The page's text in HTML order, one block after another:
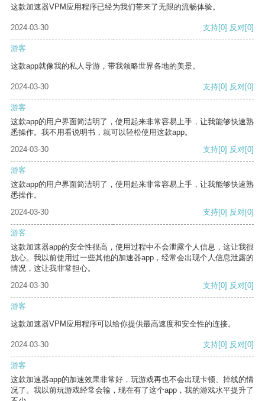
这款加速器VPM应用程序已经为我们带来了无限的流畅体验。
2024-03-30 支持[0] 反对[0]
游客
这款app就像我的私人导游，带我领略世界各地的美景。
2024-03-30 支持[0] 反对[0]
游客
这款app的用户界面简洁明了，使用起来非常容易上手，让我能够快速熟
悉操作。我不用看说明书，就可以轻松使用这款app。
2024-03-30
支持[0] 反对[0]
游客
这款app的用户界面简洁明了，使用起来非常容易上手，让我能够快速熟
悉操作。
2024-03-30
支持[0] 反对[0]
游客
这款加速器app的安全性很高，使用过程中不会泄露个人信息，这让我很
放心。我以前使用过一些其他的加速器app，经常会出现个人信息泄露的
情况，这让我非常担心。
2024-03-30
支持[0] 反对[0]
游客
这款加速器VPM应用程序可以给你提供最高速度和安全性的连接。
2024-03-30 支持[0] 反对[0]
游客
这款加速器app的加速效果非常好，玩游戏再也不会出现卡顿、掉线的情
况了。我以前玩游戏经常会输，现在有了这个app，我的游戏水平提升了